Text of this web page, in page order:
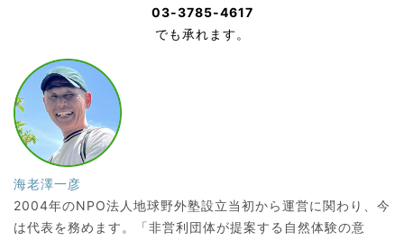
03-3785-4617
でも承れます。
海老澤一彦
2004年のNPO法人地球野外塾設立当初から運営に関わり、今
は代表を務めます。「非営利団体が提案する自然体験の意